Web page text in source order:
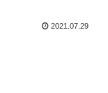
2021.07.29